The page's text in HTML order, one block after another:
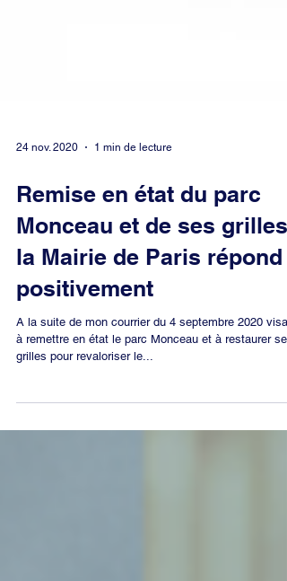
24 nov. 2020 1 min de lecture
Remise en état du parc
Monceau et de ses grilles :
la Mairie de Paris répond
positivement
A la suite de mon courrier du 4 septembre 2020